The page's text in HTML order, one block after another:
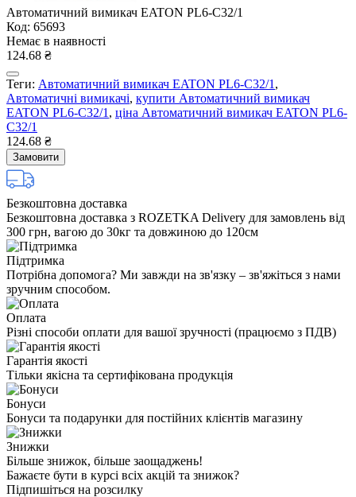
Автоматичний вимикач EATON PL6-C32/1
Код: 65693
Немає в наявності
124.68 ₴
Теги: Автоматичний вимикач EATON PL6-C32/1 ,
Автоматичні вимикачі, купити Автоматичний вимикач
EATON PL6-C32/1 , ціна Автоматичний вимикач EATON PL6-
C32/1
124.68 ₴
Замовити
Безкоштовна доставка
Безкоштовна доставка з ROZETKA Delivery для замовлень від
300 грн, вагою до 30кг та довжиною до 120см
Підтримка
Потрібна допомога? Ми завжди на зв'язку – зв'яжіться з нами
зручним способом.
Оплата
Різні способи оплати для вашої зручності (працюємо з ПДВ)
Гарантія якості
Тільки якісна та сертифікована продукція
Бонуси
Бонуси та подарунки для постійних клієнтів магазину
Знижки
Більше знижок, більше заощаджень!
Бажаєте бути в курсі всіх акцій та знижок?
Підпишіться на розсилку